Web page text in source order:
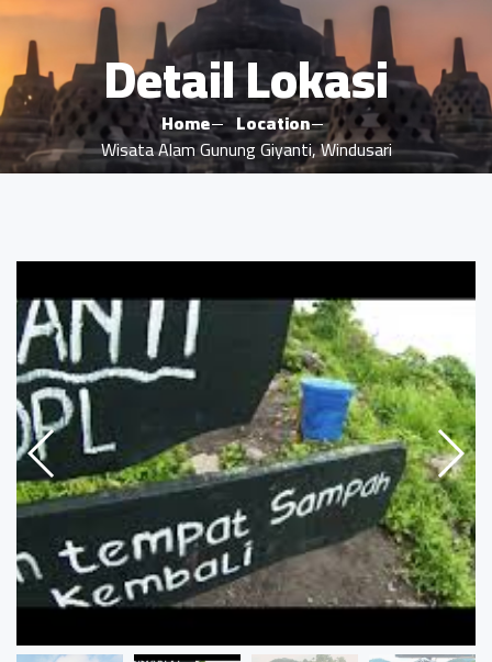
Detail Lokasi
Home
Location
Wisata Alam Gunung Giyanti, Windusari